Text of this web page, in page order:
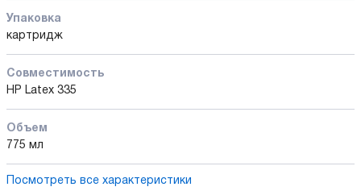
Упаковка
картридж
Совместимость
HP Latex 335
Объем
775 мл
Посмотреть все характеристики